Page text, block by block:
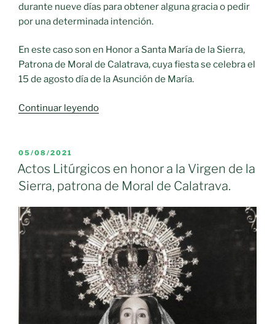
durante nueve días para obtener alguna gracia o pedir
por una determinada intención.
En este caso son en Honor a Santa María de la Sierra,
Patrona de Moral de Calatrava, cuya fiesta se celebra el
15 de agosto día de la Asunción de María.
Continuar leyendo«Programa
honor
a
Virgen
de
la
Sierra
2022.»
PUBLICADO
EL
05/08/2021
Actos Litúrgicos en honor a la Virgen de la
Sierra, patrona de Moral de Calatrava.